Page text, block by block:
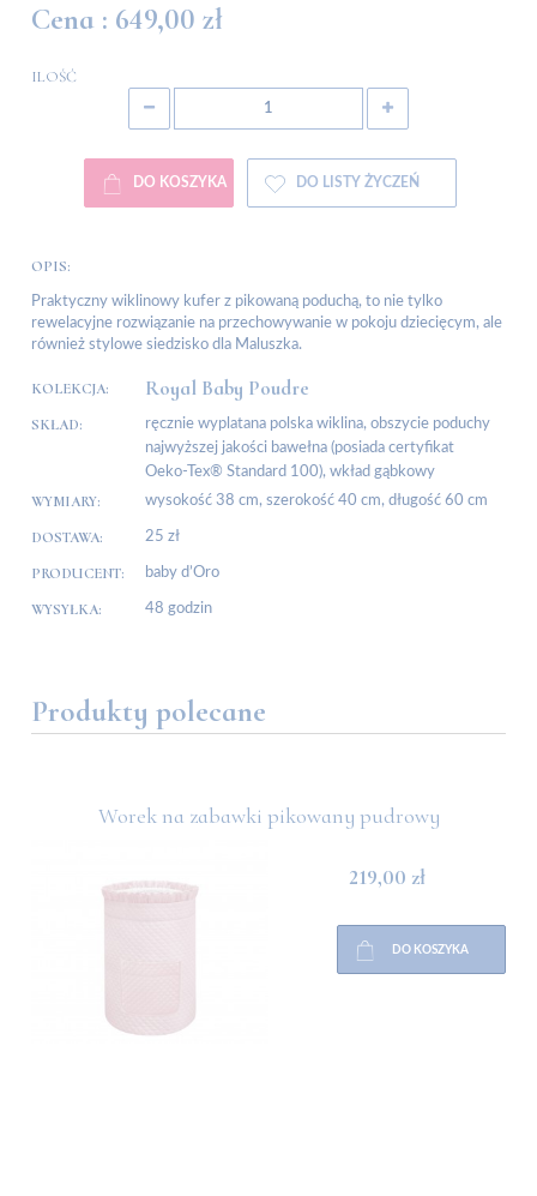
Cena : 649,00 zł
ILOŚĆ
DO KOSZYKA DO LISTY ŻYCZEŃ
OPIS:
Praktyczny wiklinowy kufer z pikowaną poduchą, to nie tylko
rewelacyjne rozwiązanie na przechowywanie w pokoju dziecięcym, ale
również stylowe siedzisko dla Maluszka.
KOLEKCJA: Royal Baby Poudre
SKŁAD:
ręcznie wyplatana polska wiklina, obszycie poduchy
najwyższej jakości bawełna (posiada certyfikat
Oeko-Tex® Standard 100), wkład gąbkowy
WYMIARY: wysokość 38 cm, szerokość 40 cm, długość 60 cm
DOSTAWA: 25 zł
PRODUCENT: baby d’Oro
WYSYŁKA: 48 godzin
Produkty polecane
Worek na zabawki pikowany pudrowy
219,00 zł
DO KOSZYKA